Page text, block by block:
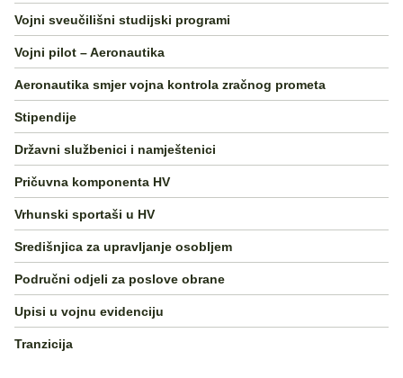
Vojni sveučilišni studijski programi
Vojni pilot – Aeronautika
Aeronautika smjer vojna kontrola zračnog prometa
Stipendije
Državni službenici i namještenici
Pričuvna komponenta HV
Vrhunski sportaši u HV
Središnjica za upravljanje osobljem
Područni odjeli za poslove obrane
Upisi u vojnu evidenciju
Tranzicija